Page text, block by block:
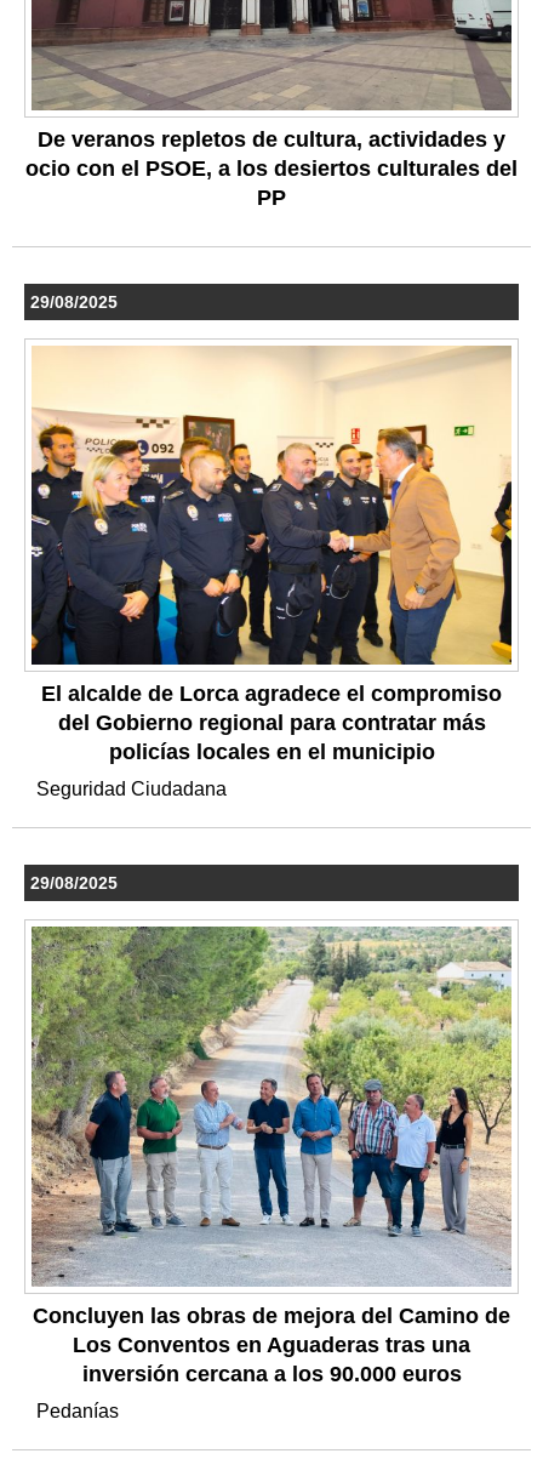
De veranos repletos de cultura, actividades y
ocio con el PSOE, a los desiertos culturales del
PP
29/08/2025
El alcalde de Lorca agradece el compromiso
del Gobierno regional para contratar más
policías locales en el municipio
Seguridad Ciudadana
29/08/2025
Concluyen las obras de mejora del Camino de
Los Conventos en Aguaderas tras una
inversión cercana a los 90.000 euros
Pedanías